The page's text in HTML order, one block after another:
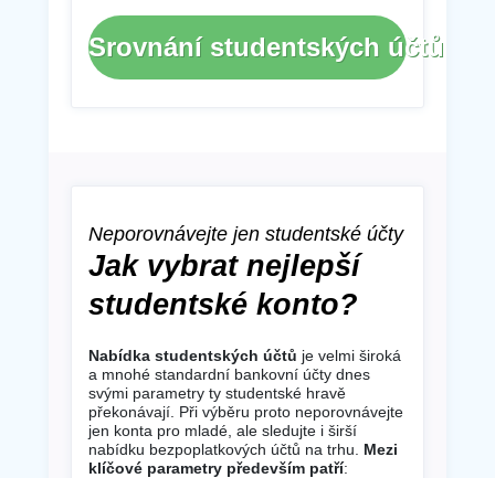
Srovnání studentských účtů
Neporovnávejte jen studentské účty
Jak vybrat nejlepší
studentské konto?
Nabídka studentských účtů je velmi široká
a mnohé standardní bankovní účty dnes
svými parametry ty studentské hravě
překonávají. Při výběru proto neporovnávejte
jen konta pro mladé, ale sledujte i širší
nabídku bezpoplatkových účtů na trhu. Mezi
klíčové parametry především patří: